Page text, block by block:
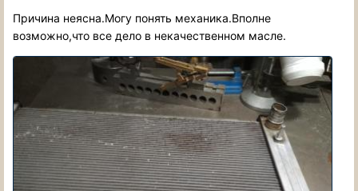
Причина неясна.Могу понять механика.Вполне
возможно,что все дело в некачественном масле.